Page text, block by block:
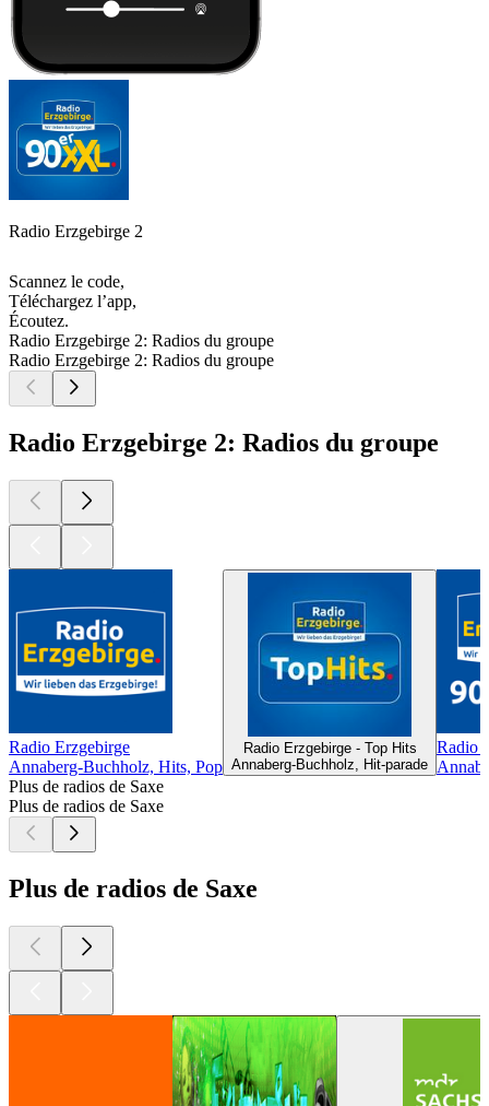
Radio Erzgebirge 2
Scannez le code,
Téléchargez l’app,
Écoutez.
Radio Erzgebirge 2: Radios du groupe
Radio Erzgebirge 2: Radios du groupe
Radio Erzgebirge 2: Radios du groupe
Radio Erzgebirge
Annaberg-Buchholz, Hits, Pop
Radio Erzgebirge - Top Hits
Annaberg-Buchholz, Hit-parade
Radio
Plus de radios de Saxe
Plus de radios de Saxe
Plus de radios de Saxe